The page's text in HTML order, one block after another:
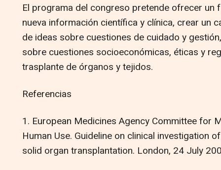
El programa del congreso pretende ofrecer un
nueva información científica y clínica, crear un
de ideas sobre cuestiones de cuidado y
sobre cuestiones socioeconómicas, éticas y
trasplante de órganos y tejidos.
Referencias
1. European Medicines Agency Committee for
Human Use. Guideline on clinical investigation
solid organ transplantation. London, 24 July